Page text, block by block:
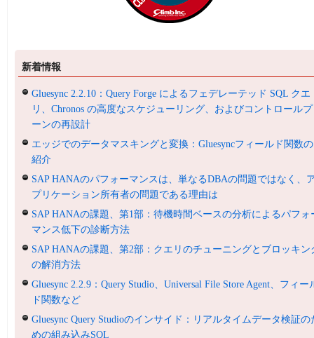
新着情報
Gluesync 2.2.10：Query Forge によるフェデレーテッド SQL クエ
リ、Chronos の高度なスケジューリング、およびコントロール
ーンの再設計
エッジでのデータマスキングと変換：Gluesyncフィールド関数の
紹介
SAP HANAのパフォーマンスは、単なるDBAの問題ではなく、
プリケーション所有者の問題である理由は
SAP HANAの課題、第1部：待機時間ベースの分析によるパフォ
マンス低下の診断方法
SAP HANAの課題、第2部：クエリのチューニングとブロッキン
の解消方法
Gluesync 2.2.9：Query Studio、Universal File Store Agent、フィー
ド関数など
Gluesync Query Studioのインサイド：リアルタイムデータ検証の
めの組み込みSQL